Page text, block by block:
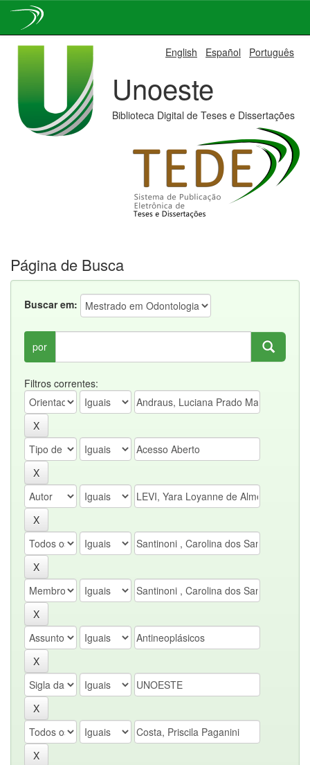
English Español Português
Unoeste
Biblioteca Digital de Teses e Dissertações
Página de Busca
Buscar em:
por
Filtros correntes: